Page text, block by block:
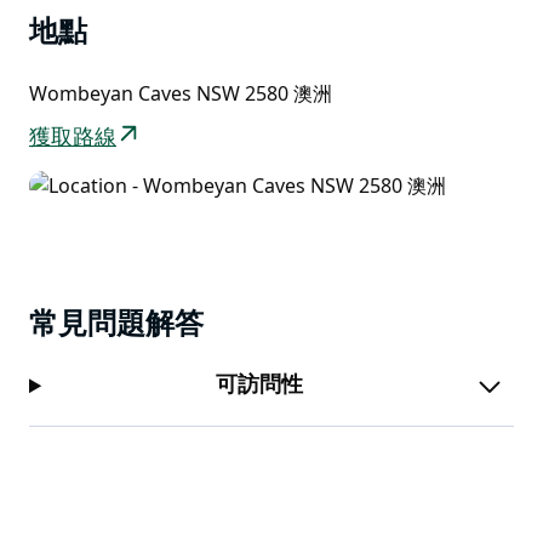
地點
Wombeyan Caves NSW 2580 澳洲
獲取路線
常見問題解答
可訪問性